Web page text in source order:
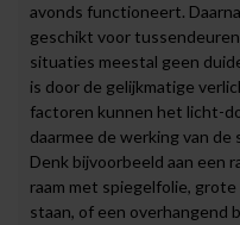
avonds functioneert.
geschikt voor
situaties meestal geen
is door de gelijkmatige
factoren kunnen het licht-
daarmee de werking van
Denk bijvoorbeeld aan een
raam met spiegelfolie,
staan, of een overhangend